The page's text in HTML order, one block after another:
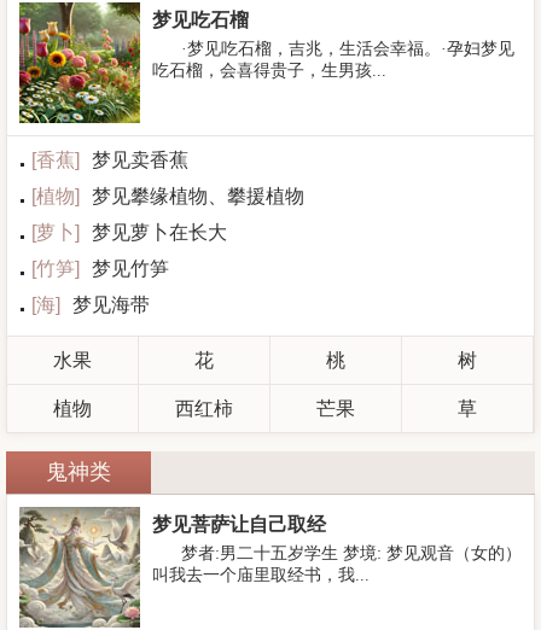
梦见吃石榴
·梦见吃石榴，吉兆，生活会幸福。·孕妇梦见
吃石榴，会喜得贵子，生男孩...
[香蕉]
梦见卖香蕉
[植物]
梦见攀缘植物、攀援植物
[萝卜]
梦见萝卜在长大
[竹笋]
梦见竹笋
[海] 梦见海带
水果 花 桃 树
植物 西红柿 芒果 草
鬼神类
梦见菩萨让自己取经
梦者:男二十五岁学生 梦境: 梦见观音（女的）
叫我去一个庙里取经书，我...